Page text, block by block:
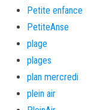
Petite enfance
PetiteAnse
plage
plages
plan mercredi
plein air